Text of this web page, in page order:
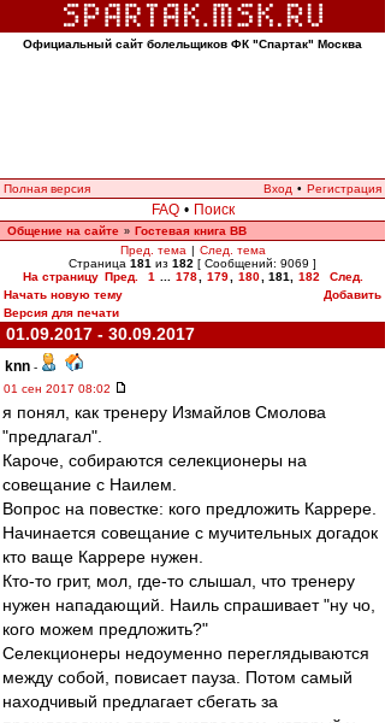
Официальный сайт болельщиков ФК "Спартак" Москва
Полная версия Вход • Регистрация
FAQ • Поиск
Общение на сайте » Гостевая книга ВВ
Пред. тема | След. тема
Страница 181 из 182 [ Сообщений: 9069 ]
На страницу Пред. 1 178 179 180 181 182
След.
Начать новую тему
Добавить
Версия для печати
01.09.2017 - 30.09.2017
knn -
01 сен 2017 08:02
я понял, как тренеру Измайлов Смолова
"предлагал".
Кароче, собираются селекционеры на
совещание с Наилем.
Вопрос на повестке: кого предложить Каррере.
Начинается совещание с мучительных догадок
кто ваще Каррере нужен.
Кто-то грит, мол, где-то слышал, что тренеру
нужен нападающий. Наиль спрашивает "ну чо,
кого можем предложить?"
Селекционеры недоуменно переглядываются
между собой, повисает пауза. Потом самый
находчивый предлагает сбегать за